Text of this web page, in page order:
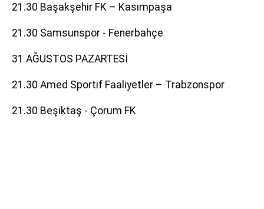
21.30 Başakşehir FK – Kasımpaşa
21.30 Samsunspor - Fenerbahçe
31 AĞUSTOS PAZARTESİ
21.30 Amed Sportif Faaliyetler – Trabzonspor
21.30 Beşiktaş - Çorum FK